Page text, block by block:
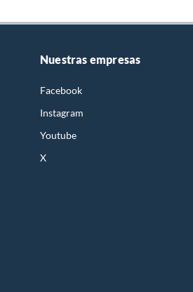
Nuestras empresas
Facebook
Instagram
Youtube
X